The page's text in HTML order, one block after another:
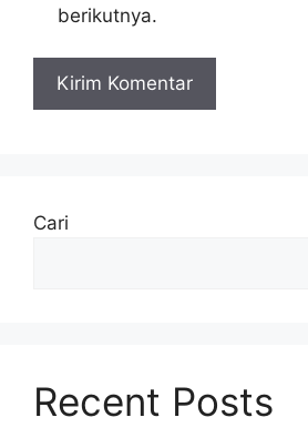
berikutnya.
Cari
Recent Posts